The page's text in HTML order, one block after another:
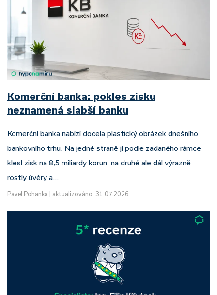
Komerční banka: pokles zisku
neznamená slabší banku
Komerční banka nabízí docela plastický obrázek dnešního
bankovního trhu. Na jedné straně jí podle zadaného rámce
klesl zisk na 8,5 miliardy korun, na druhé ale dál výrazně
rostly úvěry a…
Pavel Pohanka aktualizováno: 31.07.2026